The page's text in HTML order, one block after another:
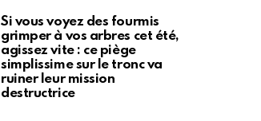
Si vous voyez des fourmis
grimper à vos arbres cet été,
agissez vite : ce piège
simplissime sur le tronc va
ruiner leur mission
destructrice